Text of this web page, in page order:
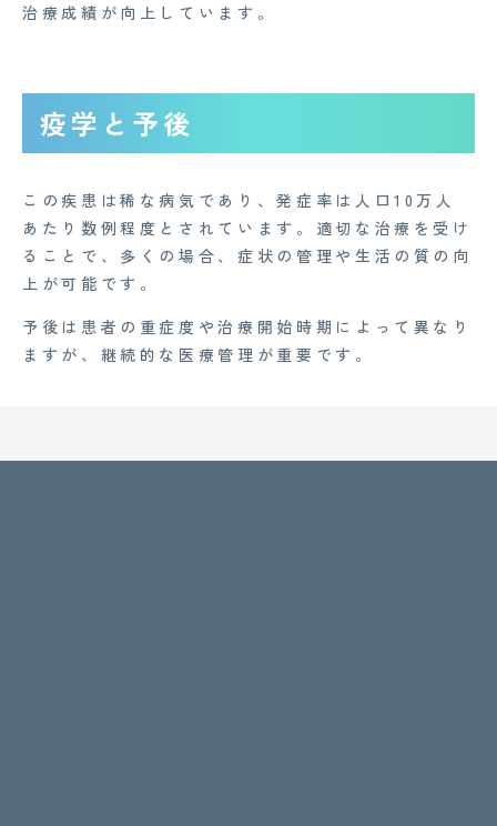
治療成績が向上しています。
疫学と予後
この疾患は稀な病気であり、発症率は人口10万人
あたり数例程度とされています。適切な治療を受け
ることで、多くの場合、症状の管理や生活の質の向
上が可能です。
予後は患者の重症度や治療開始時期によって異なり
ますが、継続的な医療管理が重要です。